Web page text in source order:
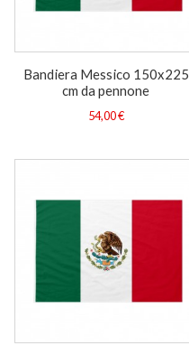
Bandiera Messico 150x225
cm da pennone
54,00 €